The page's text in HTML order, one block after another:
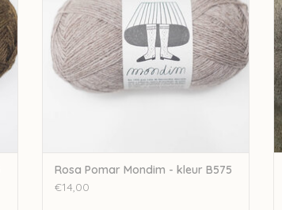
Burgeon socks
En de prachtige
Let op: de kleur
verwerkt,
Rosa Pomar Mondim - kleur B575
€14,00